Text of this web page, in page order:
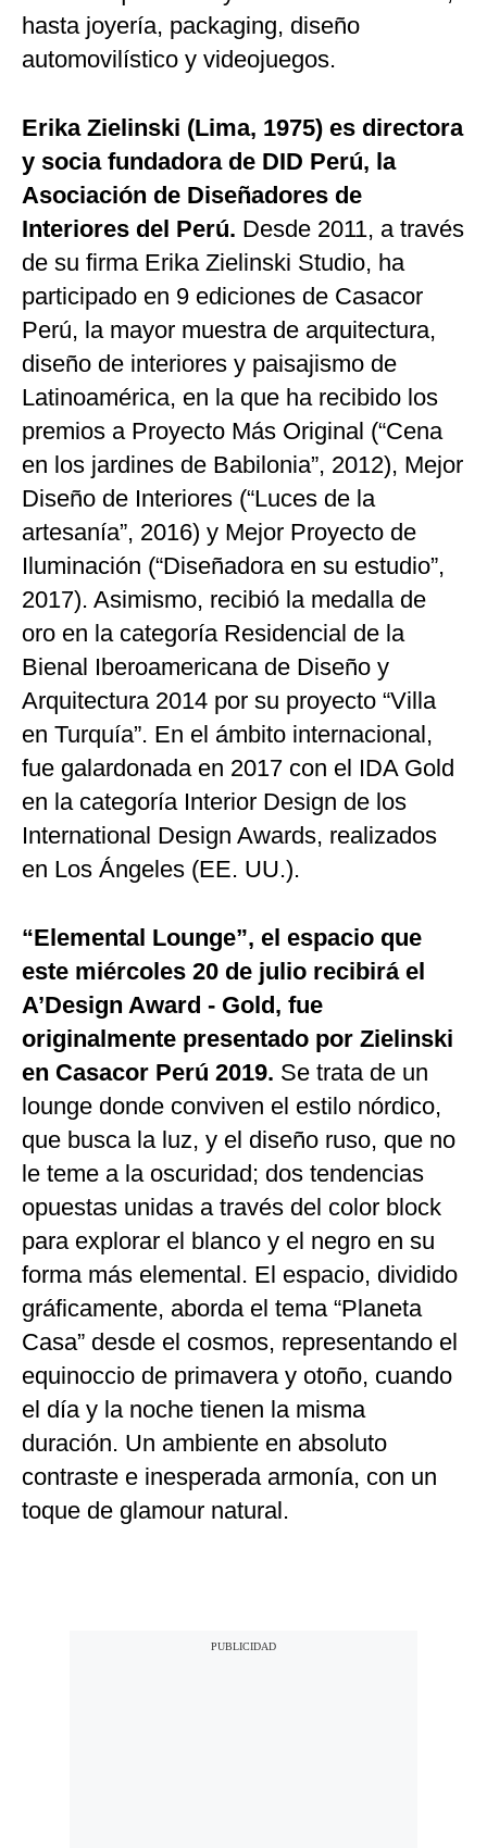
hasta joyería, packaging, diseño
automovilístico y videojuegos.
Erika Zielinski (Lima, 1975) es directora
y socia fundadora de DID Perú, la
Asociación de Diseñadores de
Interiores del Perú. Desde 2011, a través
de su firma Erika Zielinski Studio, ha
participado en 9 ediciones de Casacor
Perú, la mayor muestra de arquitectura,
diseño de interiores y paisajismo de
Latinoamérica, en la que ha recibido los
premios a Proyecto Más Original (“Cena
en los jardines de Babilonia”, 2012), Mejor
Diseño de Interiores (“Luces de la
artesanía”, 2016) y Mejor Proyecto de
Iluminación (“Diseñadora en su estudio”,
2017). Asimismo, recibió la medalla de
oro en la categoría Residencial de la
Bienal Iberoamericana de Diseño y
Arquitectura 2014 por su proyecto “Villa
en Turquía”. En el ámbito internacional,
fue galardonada en 2017 con el IDA Gold
en la categoría Interior Design de los
International Design Awards, realizados
en Los Ángeles (EE. UU.).
“Elemental Lounge”, el espacio que
este miércoles 20 de julio recibirá el
A’Design Award - Gold, fue
originalmente presentado por Zielinski
en Casacor Perú 2019. Se trata de un
lounge donde conviven el estilo nórdico,
que busca la luz, y el diseño ruso, que no
le teme a la oscuridad; dos tendencias
opuestas unidas a través del color block
para explorar el blanco y el negro en su
forma más elemental. El espacio, dividido
gráficamente, aborda el tema “Planeta
Casa” desde el cosmos, representando el
equinoccio de primavera y otoño, cuando
el día y la noche tienen la misma
duración. Un ambiente en absoluto
contraste e inesperada armonía, con un
toque de glamour natural.